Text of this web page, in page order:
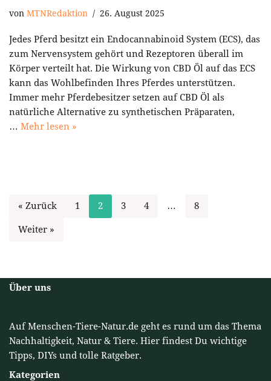
von MTNRedaktion 26. August 2025
Jedes Pferd besitzt ein Endocannabinoid System (ECS), das
zum Nervensystem gehört und Rezeptoren überall im
Körper verteilt hat. Die Wirkung von CBD Öl auf das ECS
kann das Wohlbefinden Ihres Pferdes unterstützen.
Immer mehr Pferdebesitzer setzen auf CBD Öl als
natürliche Alternative zu synthetischen Präparaten,
… Mehr lesen »
« Zurück 1 2 3 4 … 8
Weiter »
Über uns
Auf Menschen-Tiere-Natur.de geht es rund um das Thema
Nachhaltigkeit, Natur & Tiere. Hier findest Du wichtige
Tipps, DIYs und tolle Ratgeber.
Kategorien